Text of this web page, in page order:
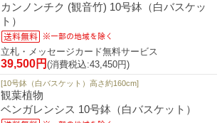
カンノンチク (観音竹) 10号鉢（白バスケッ
ト）
立札・メッセージカード無料サービス
39,500円 (消費税込:43,450円)
[10号鉢（白バスケット）高さ約160cm]
観葉植物
ベンガレンシス 10号鉢（白バスケット）